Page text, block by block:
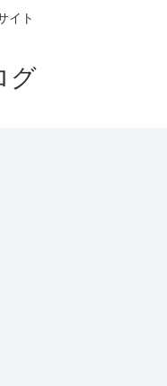
イト
グ